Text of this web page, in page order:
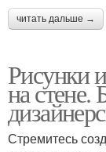
читать дальше →
Рисунки
на
Стремитесь